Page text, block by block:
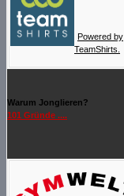
Powered by
TeamShirts.
Warum Jonglieren?
101 Gründe ....